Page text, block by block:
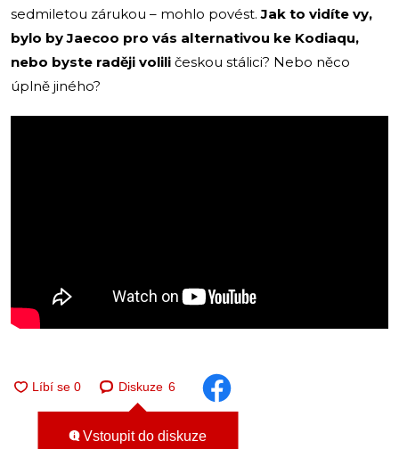
sedmiletou zárukou – mohlo povést.Jak to vidíte vy,
bylo by Jaecoo pro vás alternativou ke Kodiaqu,
nebo byste raději volili českou stálici? Nebo něco
úplně jiného?
Diskuze 6
Vstoupit do diskuze